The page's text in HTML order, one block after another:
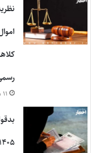
۱۱ مرداد ۱۴۰۵
۱۴۰۵